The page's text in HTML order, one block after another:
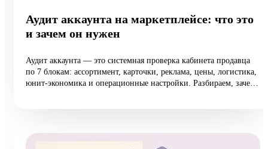
Аудит аккаунта на маркетплейсе: что это
и зачем он нужен
Аудит аккаунта — это системная проверка кабинета продавца
по 7 блокам: ассортимент, карточки, реклама, цены, логистика,
юнит-экономика и операционные настройки. Разбираем, зачем
оборота на 12%.